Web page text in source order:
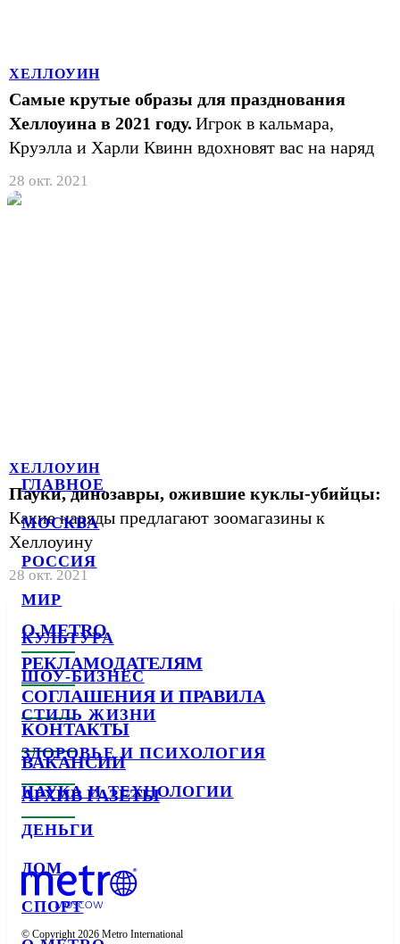
ГЛАВНОЕ
МОСКВА
РОССИЯ
МИР
КУЛЬТУРА
ШОУ-БИЗНЕС
СТИЛЬ ЖИЗНИ
ЗДОРОВЬЕ И ПСИХОЛОГИЯ
НАУКА И ТЕХНОЛОГИИ
ДЕНЬГИ
ДОМ
СПОРТ
ХЕЛЛОУИН
Самые крутые образы для празднования
Хеллоуина в 2021 году. Игрок в кальмара,
Круэлла и Харли Квинн вдохновят вас на наряд
28 окт. 2021
ХЕЛЛОУИН
Пауки, динозавры, ожившие куклы-убийцы:
Какие наряды предлагают зоомагазины к
Хеллоуину
28 окт. 2021
О METRO
РЕКЛАМОДАТЕЛЯМ
СОГЛАШЕНИЯ И ПРАВИЛА
КОНТАКТЫ
ВАКАНСИИ
АРХИВ ГАЗЕТЫ
© Copyright 2026 Metro International